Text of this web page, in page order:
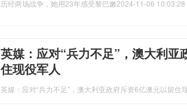
历经两场战争，她用23年感受黎巴嫩2024-11-06 10:03:28
英媒：应对“兵力不足”，澳大利亚
住现役军人
英媒：应对“兵力不足”，澳大利亚政府斥资6亿澳元以留住